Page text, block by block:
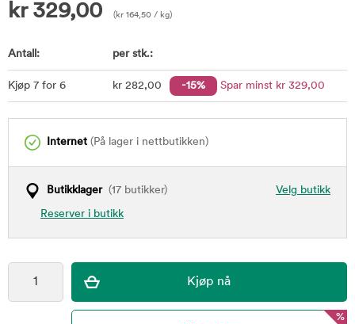
kr 329,00 ( kr 164,50 / kg)
Antall: per stk.:
Kjøp 7 for 6 kr 282,00 -15% Spar minst kr 329,00
Internet (På lager i nettbutikken)
Velg butikk
Butikklager(17 butikker)
Reserver i butikk
%